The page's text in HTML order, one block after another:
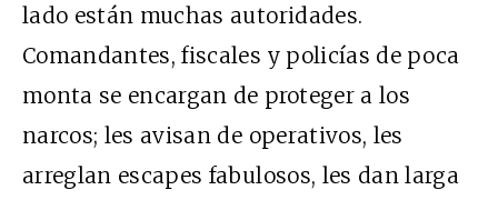
lado están muchas autoridades.
Comandantes, fiscales y policías de poca
monta se encargan de proteger a los
narcos; les avisan de operativos, les
arreglan escapes fabulosos, les dan larga